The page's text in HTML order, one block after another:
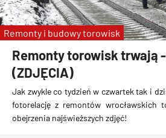
Remonty torowisk trwają
(ZDJĘCIA)
Jak zwykle co tydzień w czwartek tak i
fotorelację z remontów wrocławskich
obejrzenia najświeższych zdjęć!
Remonty i budowy torowisk